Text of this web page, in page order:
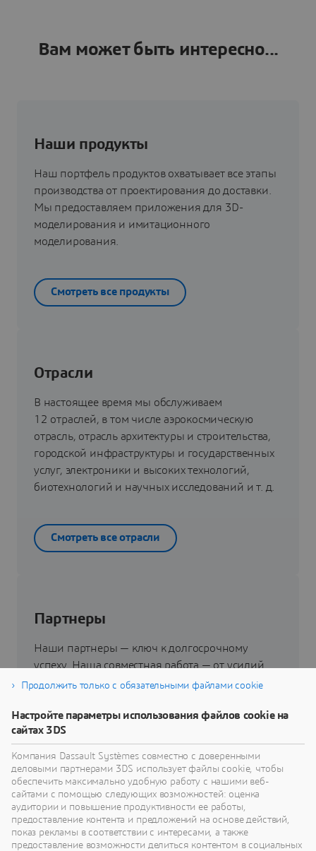
Вам может быть интересно...
Наши продукты
Наш портфель продуктов охватывает все этапы
производства от проектирования до доставки.
Мы предоставляем приложения для 3D-
моделирования и имитационного
моделирования.
Смотреть все продукты
Отрасли
В настоящее время мы обслуживаем
12 отраслей, в том числе аэрокосмическую
отрасль, отрасль архитектуры и строительства,
городской инфраструктуры и государственных
услуг, электроники и высоких технологий,
биотехнологий и научных исследований и т. д.
Смотреть все отрасли
Партнеры
Наши партнеры — ключ к долгосрочному
успеху. Наша совместная работа — от усилий
обширной команды научно-исследовательских
инвестиций и научно-технического
сотрудничества — позволяет увеличить
ценность для всех.
Перейти к партнерам
Продолжить только с обязательными файлами cookie
Настройте параметры использования файлов cookie на
сайтах 3DS
Компания Dassault Systèmes совместно с доверенными
деловыми партнерами 3DS использует файлы cookie, чтобы
обеспечить максимально удобную работу с нашими веб-
сайтами с помощью следующих возможностей: оценка
аудитории и повышение продуктивности ее работы,
предоставление контента и предложений на основе действий,
показ рекламы в соответствии с интересами, а также
предоставление возможности делиться контентом в социальных